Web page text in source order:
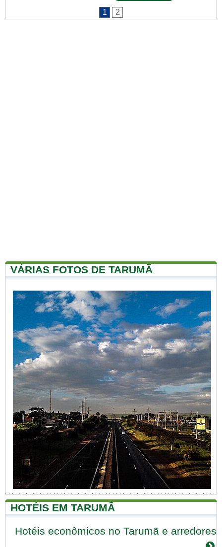
1
2
VÁRIAS FOTOS DE TARUMÃ
HOTÉIS EM TARUMÃ
Hotéis econômicos no Tarumã e arredores